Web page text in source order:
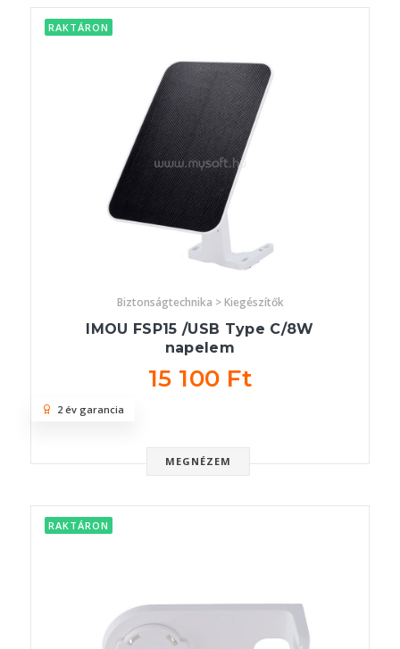
RAKTÁRON
Biztonságtechnika > Kiegészítők
IMOU FSP15 /USB Type C/8W
napelem
15 100 Ft
MEGNÉZEM
2 év garancia
RAKTÁRON